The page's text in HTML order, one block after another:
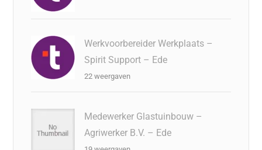
Werkvoorbereider Werkplaats –
Spirit Support – Ede
22 weergaven
Medewerker Glastuinbouw –
Agriwerker B.V. – Ede